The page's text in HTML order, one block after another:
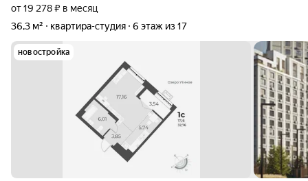
от 19 278 ₽ в месяц
36,3 м²
квартира-студия 6 этаж из 17
новостройка